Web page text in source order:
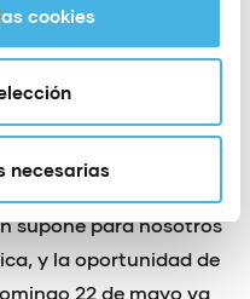
cookies
necesarias
prueba
Eduardo Dolón se
del medio maratón a
supone para nosotros
y la oportunidad de
22 de mayo va